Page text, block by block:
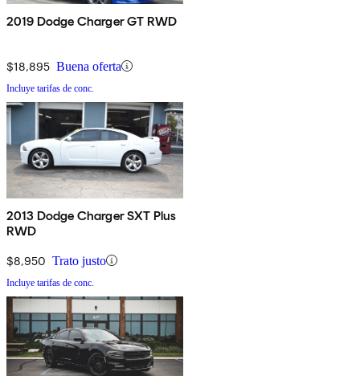
2019 Dodge Charger GT RWD
$18,895 Buena oferta
Incluye tarifas de conc.
2013 Dodge Charger SXT Plus
RWD
$8,950 Trato justo
Incluye tarifas de conc.